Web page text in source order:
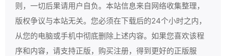
则，一切后果请用户自负。本站信息来自网络收集整理，
版权争议与本站无关。您必须在下载后的24个小时之内，
从您的电脑或手机中彻底删除上述内容。如果您喜欢该程
序和内容，请支持正版，购买注册，得到更好的正版服